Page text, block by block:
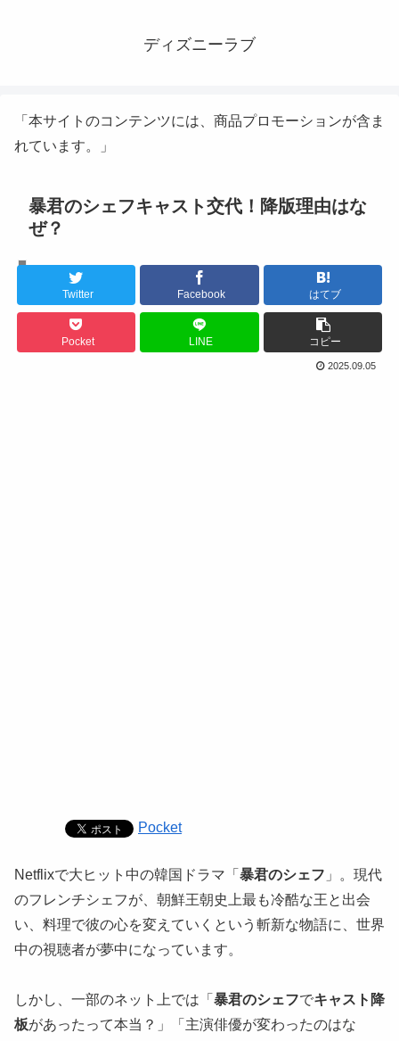
ディズニーラブ
「本サイトのコンテンツには、商品プロモーションが含ま
れています。」
暴君のシェフキャスト交代！降版理由はな
ぜ？
Twitter Facebook はてブ
Pocket LINE コピー
2025.09.05
Pocket
Netflixで大ヒット中の韓国ドラマ「 暴君のシェフ 」。現代
のフレンチシェフが、朝鮮王朝史上最も冷酷な王と出会
い、料理で彼の心を変えていくという斬新な物語に、世界
中の視聴者が夢中になっています。
しかし、一部のネット上では「 暴君のシェフでキャスト降
板があったって本当？」「主演俳優が変わったのはな